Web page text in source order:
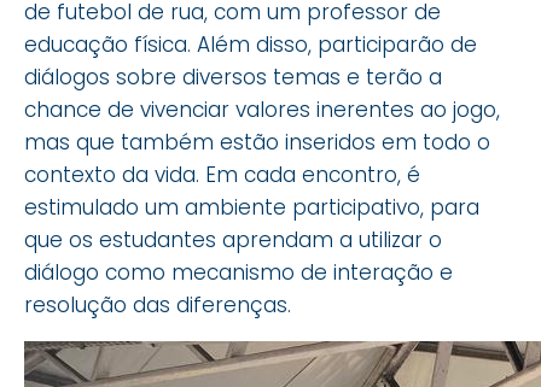
de futebol de rua, com um professor de
educação física. Além disso, participarão de
diálogos sobre diversos temas e terão a
chance de vivenciar valores inerentes ao jogo,
mas que também estão inseridos em todo o
contexto da vida. Em cada encontro, é
estimulado um ambiente participativo, para
que os estudantes aprendam a utilizar o
diálogo como mecanismo de interação e
resolução das diferenças.